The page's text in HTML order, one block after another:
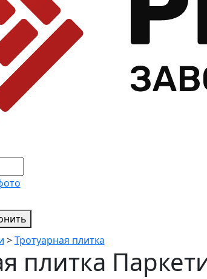
>Тротуарная плитка
плитка